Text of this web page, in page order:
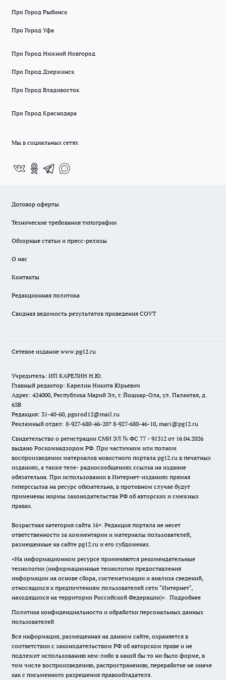
Про Город Рыбинск
Про Город Уфа
Про Город Нижний Новгород
Про Город Дзержинск
Про Город Владивосток
Про Город Краснодара
Мы в социальных сетях
Договор оферты
Технические требования типографии
Обзорные статьи и пресс-релизы
О нас
Контакты
Редакционная политика
Сводная ведомость результатов проведения СОУТ
Сетевое издание www.pg12.ru
Учредитель: ИП КАРЕЛИН Н.Ю.
Главный редактор: Карелин Никита Юрьевич
Адрес: 424000, Республика Марий Эл, г. Йошкар-Ола, ул. Палантая, д.
63В
Редакция: 31-40-60, pgorod12@mail.ru
Рекламный отдел: 8-927-680-46-20? 8-927-680-46-10, mari@pg12.ru
Свидетельство о регистрации СМИ ЭЛ № ФС 77 - 91312 от 16.04.2026
выдано Роскомнадзором РФ. При частичном или полном
воспроизведении материалов новостного портала pg12.ru в печатных
изданиях, а также теле- радиосообщениях ссылка на издание
обязательна. При использовании в Интернет-изданиях прямая
гиперссылка на ресурс обязательна, в противном случае будут
применены нормы законодательства РФ об авторских и смежных
правах.
Возрастная категория сайта 16+. Редакция портала не несет
ответственности за комментарии и материалы пользователей,
размещенные на сайте pg12.ru и его субдоменах.
«На информационном ресурсе применяются рекомендательные
технологии (информационные технологии предоставления
информации на основе сбора, систематизации и анализа сведений,
относящихся к предпочтениям пользователей сети "Интернет",
находящихся на территории Российской Федерации)». Подробнее
Политика конфиденциальности и обработки персональных данных
пользователей
Вся информация, размещенная на данном сайте, охраняется в
соответствии с законодательством РФ об авторском праве и не
подлежит использованию кем-либо в какой бы то ни было форме, в
том числе воспроизведению, распространению, переработке не иначе
как с письменного разрешения правообладателя.